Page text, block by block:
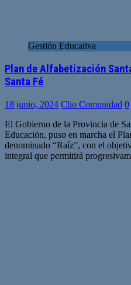
Gestión Educativa
Plan de Alfabetización
Santa Fé
18 junio, 2024 Clio Comunidad 0
El Gobierno de la Provincia de
Educación, puso en marcha el
denominado “Raíz”, con el
integral que permitirá